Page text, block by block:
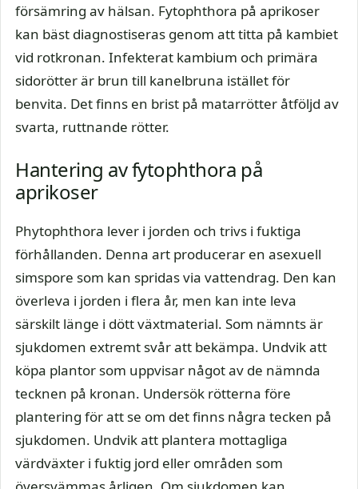
försämring av hälsan. Fytophthora på aprikoser
kan bäst diagnostiseras genom att titta på kambiet
vid rotkronan. Infekterat kambium och primära
sidorötter är brun till kanelbruna istället för
benvita. Det finns en brist på matarrötter åtföljd av
svarta, ruttnande rötter.
Hantering av fytophthora på
aprikoser
Phytophthora lever i jorden och trivs i fuktiga
förhållanden. Denna art producerar en asexuell
simspore som kan spridas via vattendrag. Den kan
överleva i jorden i flera år, men kan inte leva
särskilt länge i dött växtmaterial. Som nämnts är
sjukdomen extremt svår att bekämpa. Undvik att
köpa plantor som uppvisar något av de nämnda
tecknen på kronan. Undersök rötterna före
plantering för att se om det finns några tecken på
sjukdomen. Undvik att plantera mottagliga
värdväxter i fuktig jord eller områden som